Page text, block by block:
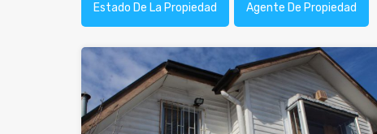
Estado De La Propiedad Agente De Propiedad